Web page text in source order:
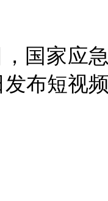
，国家应
布短视